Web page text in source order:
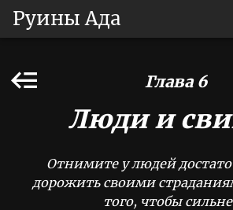
Руины Ада
Глава 6
Люди и
Отнимите у людей
дорожить своими
того, чтобы